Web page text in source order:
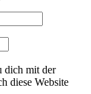
dich mit der
diese Website